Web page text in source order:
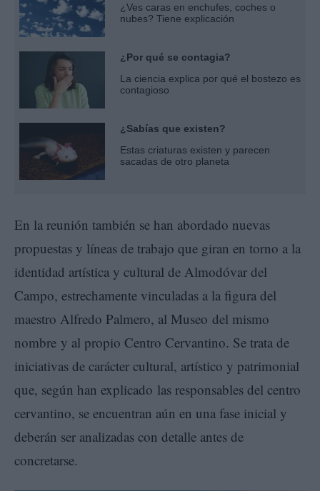
¿Ves caras en enchufes, coches o
nubes? Tiene explicación
¿Por qué se contagia?
La ciencia explica por qué el bostezo es
contagioso
¿Sabías que existen?
Estas criaturas existen y parecen
sacadas de otro planeta
En la reunión también se han abordado nuevas
propuestas y líneas de trabajo que giran en torno a la
identidad artística y cultural de Almodóvar del
Campo, estrechamente vinculadas a la figura del
maestro Alfredo Palmero, al Museo del mismo
nombre y al propio Centro Cervantino. Se trata de
iniciativas de carácter cultural, artístico y patrimonial
que, según han explicado las responsables del centro
cervantino, se encuentran aún en una fase inicial y
deberán ser analizadas con detalle antes de
concretarse.